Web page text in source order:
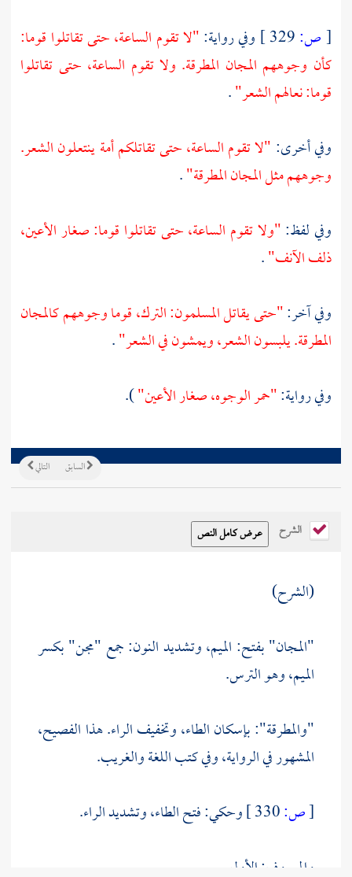
[ص: وفي رواية:"لا تقوم الساعة، حتى تقاتلوا قوما:
كأن وجوههم المجان المطرقة. ولا تقوم الساعة، حتى تقاتلوا
قوما: نعالهم الشعر".
وفي أخرى: "لا تقوم الساعة، حتى تقاتلكم أمة ينتعلون الشعر.
وجوههم مثل المجان المطرقة".
وفي لفظ:"ولا تقوم الساعة، حتى تقاتلوا قوما: صغار الأعين،
ذلف الآنف".
وفي آخر:"حتى يقاتل المسلمون: الترك، قوما وجوههم كالمجان
المطرقة. يلبسون الشعر، ويمشون في الشعر".
وفي رواية:"حمر الوجوه، صغار الأعين").
التالي السابق
الشرح
(الشرح)
"المجان" بفتح: الميم، وتشديد النون: جمع "مجن" بكسر
الميم، وهو الترس.
"والمطرقة": بإسكان الطاء، وتخفيف الراء. هذا الفصيح،
المشهور في الرواية، وفي كتب اللغة والغريب.
[ص:
وحكي: فتح الطاء، وتشديد الراء.
والمعروف: الأول.